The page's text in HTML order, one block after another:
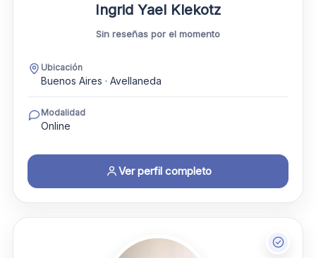
Ingrid Yael Klekotz
Sin reseñas por el momento
Ubicación
Buenos Aires · Avellaneda
Modalidad
Online
Ver perfil completo